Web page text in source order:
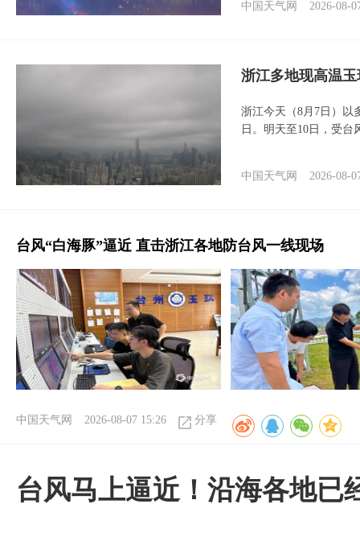
中国天气网 2026-08-
浙江多地现高温
浙江今天（8月7日）以
日。明天至10日，受台
中国天气网 2026-08-
台风“白海豚”逼近 直击浙江各地防台风一线现场
中国天气网 2026-08-07 15:26 分享
台风马上逼近！沿海各地已